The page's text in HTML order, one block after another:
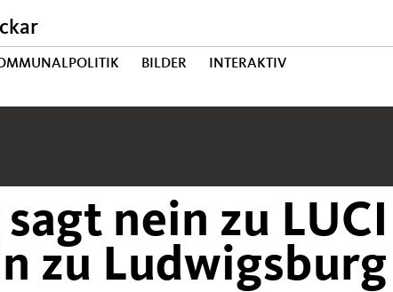
BILDER INTERAKTIV
nein zu
zu Ludwigsburg